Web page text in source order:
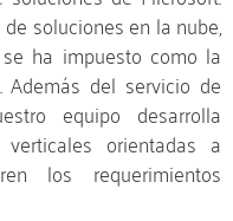
soluciones en la nube,
ha impuesto como la
Además del servicio de
equipo desarrolla
orientadas a
los requerimientos